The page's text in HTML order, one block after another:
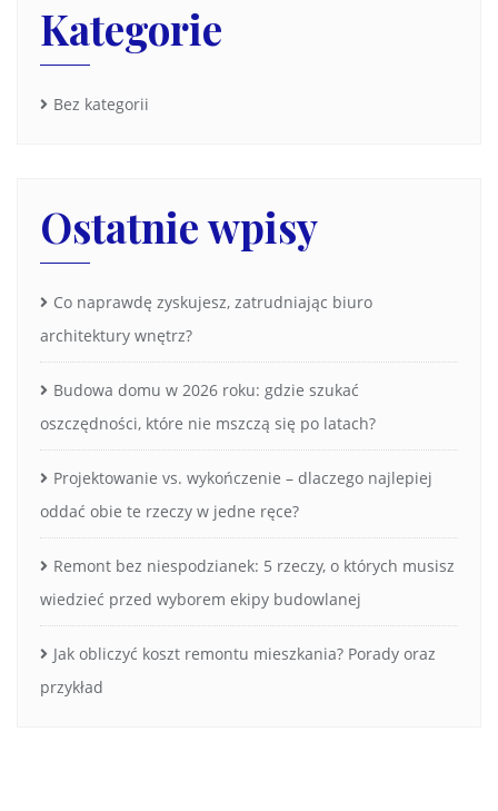
Kategorie
Bez kategorii
Ostatnie wpisy
Co naprawdę zyskujesz, zatrudniając biuro
architektury wnętrz?
Budowa domu w 2026 roku: gdzie szukać
oszczędności, które nie mszczą się po latach?
Projektowanie vs. wykończenie – dlaczego najlepiej
oddać obie te rzeczy w jedne ręce?
Remont bez niespodzianek: 5 rzeczy, o których musisz
wiedzieć przed wyborem ekipy budowlanej
Jak obliczyć koszt remontu mieszkania? Porady oraz
przykład